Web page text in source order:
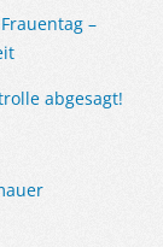
–
abgesagt!